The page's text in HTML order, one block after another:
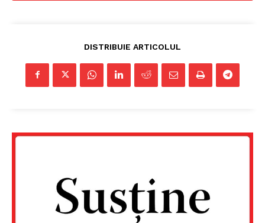
Un proiect
DISTRIBUIE ARTICOLUL